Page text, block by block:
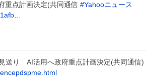
点計画決定(共同通信 #Yahooニュース
送り AI活用へ政府重点計画決定(共同通信)